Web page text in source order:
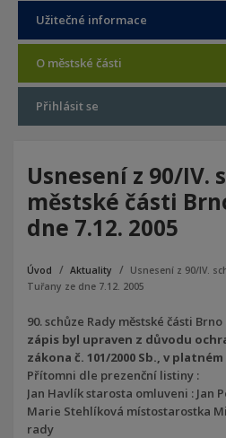
Užitečné informace
O městské části
Přihlásit se
Usnesení z 90/IV.
městské části
dne 7.12. 2005
Úvod Aktuality
Usnesení z 90/IV.
Tuřany ze dne 7.12. 2005
90. schůze Rady městské části
zápis byl upraven z důvodu
zákona č. 101/2000 Sb., v
Přítomni dle prezenční listiny :
Jan Havlík starosta omluveni : Jan
Marie Stehlíková místostarostka
rady